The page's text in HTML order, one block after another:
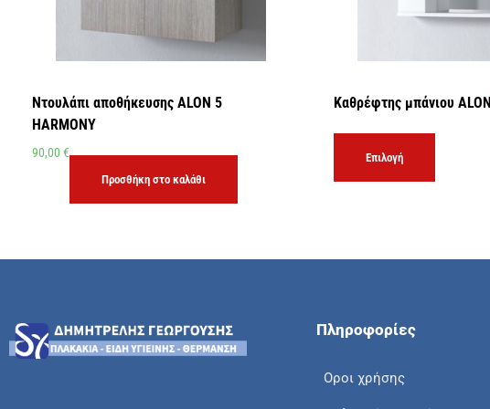
Ντουλάπι αποθήκευσης ALON 5
HARMONY
90,00 €
Προσθήκη στο καλάθι
Καθρέφτης μπάνιου ALON
Επιλογή
Πληροφορίες
Οροι χρήσης